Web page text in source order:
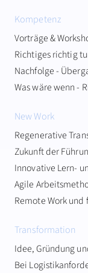
Kompetenz
Vorträge &
Richtiges richtig
Nachfolge -
Was wäre wenn -
New Work
Regenerative
Zukunft der
Innovative Lern-
Agile
Remote Work
Transformation
Idee, Gründung
Bei